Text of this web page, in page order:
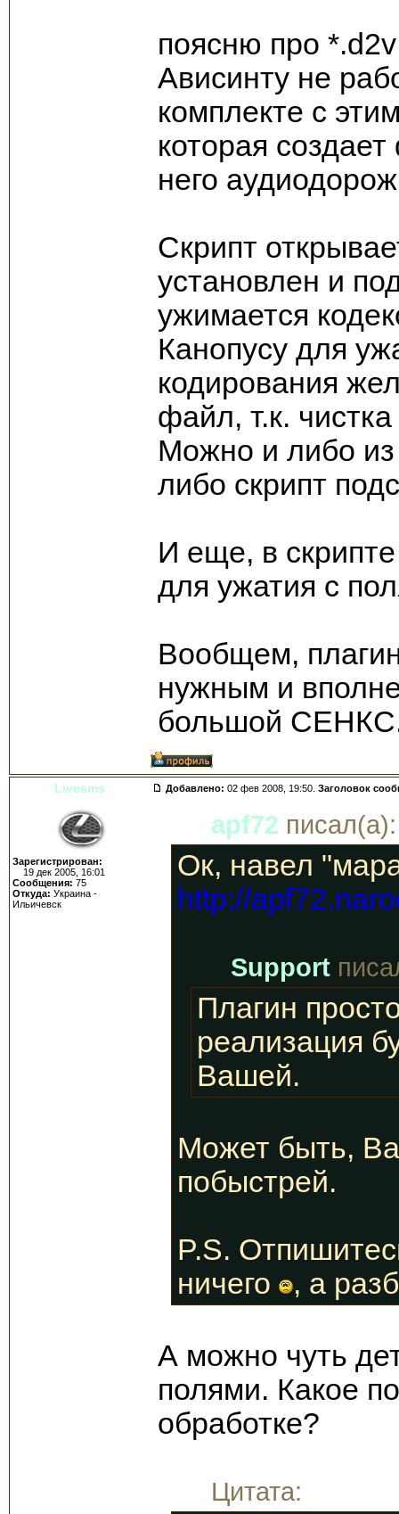
поясню про
Ависинту не
комплекте с
которая
него
Скрипт
установлен и
ужимается
Канопусу для
кодирования
файл, т.к.
Можно и либо из
либо скрипт
И еще, в
для ужатия с
Вообщем,
нужным и
большой
Livesms Добавлено: 02 фев 2008, 19:50. Заголовок
Зарегистрирован:
19 дек 2005, 16:01
Сообщения: 75
Откуда: Украина -
Ильичевск
apf72 писал(а):
Ок, навел
http://
Support
Плагин
реализация
Вашей.
Может быть,
побыстрей.
P.S.
ничего
, а
А можно чуть
полями. Какое
обработке?
Цитата: